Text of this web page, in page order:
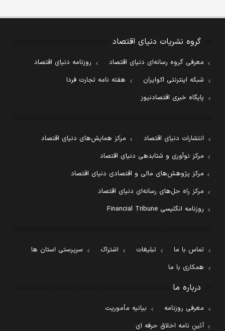
گروه نشریات دنیای اقتصاد
معرفی گروه رسانه‌ای دنیای اقتصاد
روزنامه دنیای اقتصاد
شبکه اینترنتی اکوایران
هفته نامه تجارت فردا
پایگاه خبری اقتصادنیوز
انتشارات دنیای اقتصاد
مرکز همایش‌های دنیای اقتصاد
مرکز نوآوری و شتابدهی دنیای اقتصاد
مرکز پژوهش‌های مالی و اقتصادی دنیای اقتصاد
مرکز راه حل‌های رسانه‌ای دنیای اقتصاد
روزنامه انگلیسی Financial Tribune
تماس با ما تبلیغات اشتراک
سرپرستی استان ها
همکاری با ما
درباره ما
معرفی روزنامه
بیانیه مأموریت
آئین نامه اخلاق حرفه ای